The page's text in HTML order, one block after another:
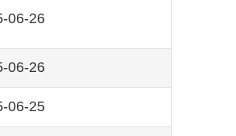
06-26
06-26
06-25